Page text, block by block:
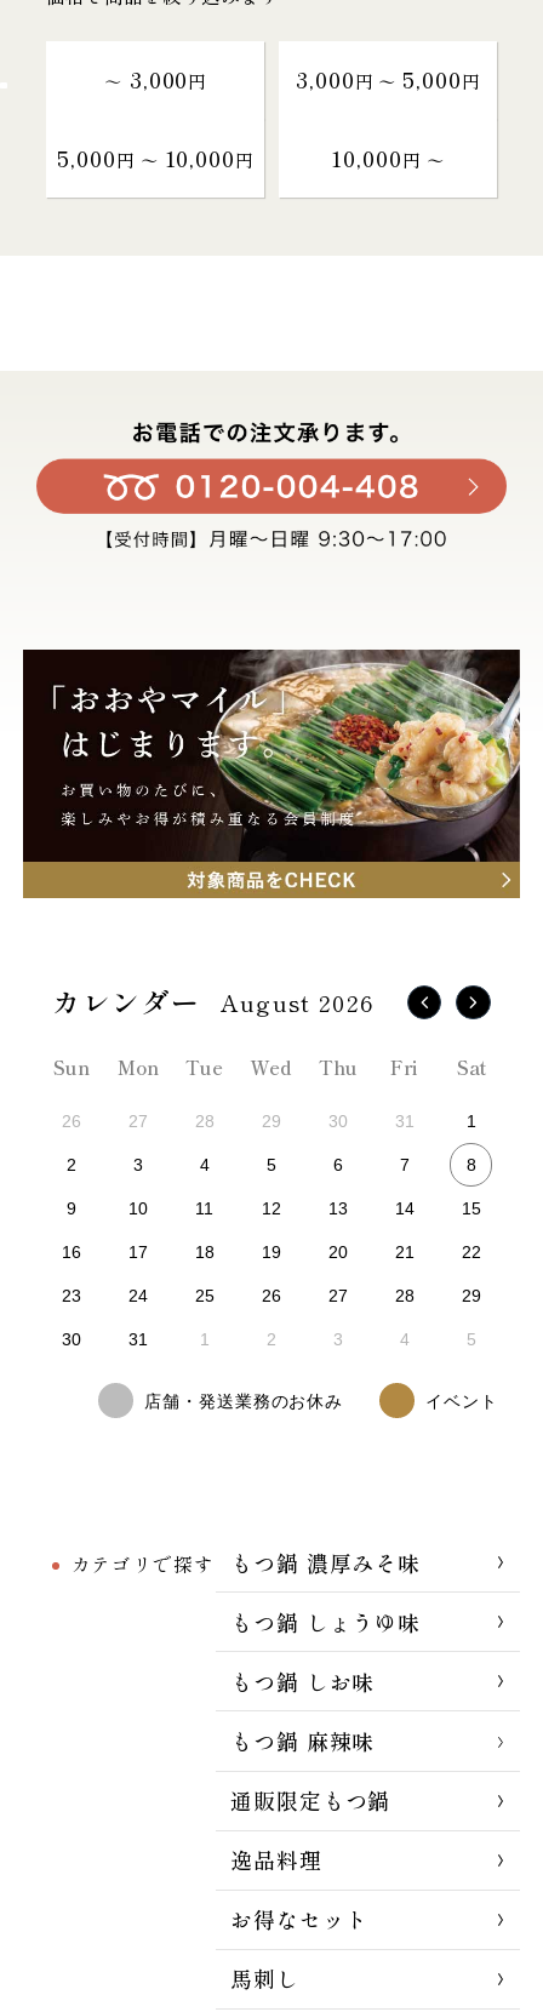
～ 3,000円 3,000円 〜 5,000円
5,000円 〜 10,000円 10,000円 〜
カテゴリで探す
もつ鍋 濃厚みそ味
もつ鍋 しょうゆ味
もつ鍋 しお味
もつ鍋 麻辣味
通販限定もつ鍋
逸品料理
お得なセット
馬刺し
August 2026
Sun Mon Tue Wed Thu Fri Sat
26 27 28 29 30 31 1
2 3 4 5 6 7 8
9 10 11 12 13 14 15
16 17 18 19 20 21 22
23 24 25 26 27 28 29
30 31 1 2 3 4 5
店舗・発送業務のお休み イベント